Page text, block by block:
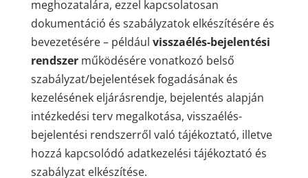
meghozatalára, ezzel kapcsolatosan
dokumentáció és szabályzatok elkészítésére és
bevezetésére – például visszaélés-bejelentési
rendszer működésére vonatkozó belső
szabályzat/bejelentések fogadásának és
kezelésének eljárásrendje, bejelentés alapján
intézkedési terv megalkotása, visszaélés-
bejelentési rendszerről való tájékoztató, illetve
hozzá kapcsolódó adatkezelési tájékoztató és
szabályzat elkészítése.